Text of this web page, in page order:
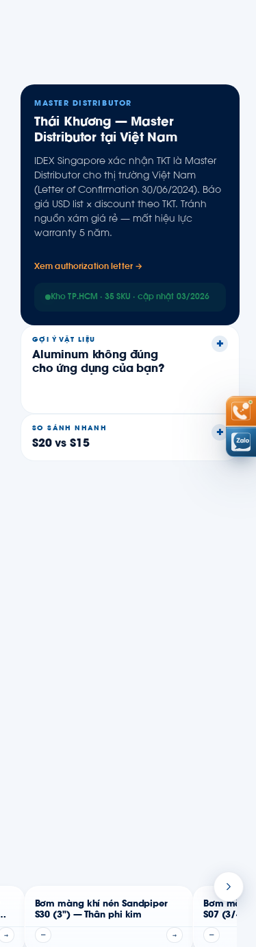
GỢI Ý VẬT LIỆU
Aluminum không đúng
cho ứng dụng của bạn?
MASTER DISTRIBUTOR
Thái Khương — Master
Distributor tại Việt Nam
IDEX Singapore xác nhận TKT là Master
Distributor cho thị trường Việt Nam
(Letter of Confirmation 30/06/2024). Báo
giá USD list × discount theo TKT. Tránh
nguồn xám giá rẻ — mất hiệu lực
warranty 5 năm.
Xem authorization letter →
Kho TP.HCM · 35 SKU · cập nhật 03/2026
SO SÁNH NHANH
S20 vs S15
→
Bơm màng khí nén Sandpiper
S30 (3") — Thân phi kim
— →
Bơm màng
S07 (3/4")
—